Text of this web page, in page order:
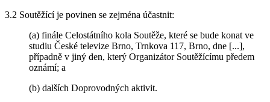
3.2 Soutěžící je povinen se zejména účastnit:
(a) finále Celostátního kola Soutěže, které se bude konat ve
studiu České televize Brno, Trnkova 117, Brno, dne [...],
případně v jiný den, který Organizátor Soutěžícímu předem
oznámí; a
(b) dalších Doprovodných aktivit.